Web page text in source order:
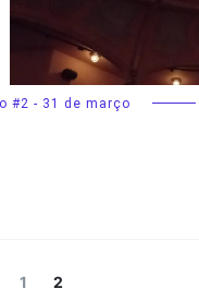
#2 - 31 de março
Página
1 Página
2